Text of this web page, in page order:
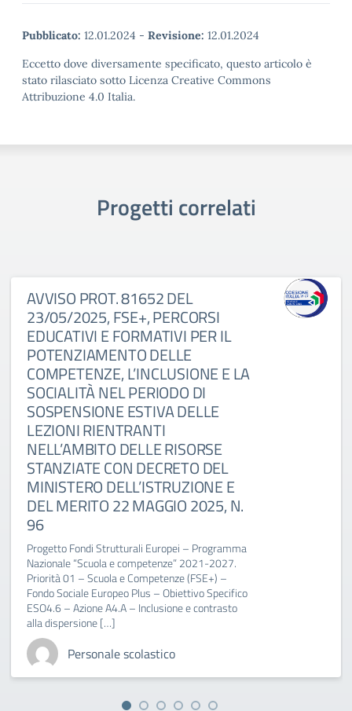
Pubblicato: 12.01.2024 - Revisione: 12.01.2024
Eccetto dove diversamente specificato, questo articolo è
stato rilasciato sotto Licenza Creative Commons
Attribuzione 4.0 Italia.
Progetti correlati
AVVISO PROT. 81652 DEL
23/05/2025, FSE+, PERCORSI
EDUCATIVI E FORMATIVI PER IL
POTENZIAMENTO DELLE
COMPETENZE, L’INCLUSIONE E LA
SOCIALITÀ NEL PERIODO DI
SOSPENSIONE ESTIVA DELLE
LEZIONI RIENTRANTI
NELL’AMBITO DELLE RISORSE
STANZIATE CON DECRETO DEL
MINISTERO DELL’ISTRUZIONE E
DEL MERITO 22 MAGGIO 2025, N.
96
Progetto Fondi Strutturali Europei – Programma
Nazionale “Scuola e competenze” 2021-2027.
Priorità 01 – Scuola e Competenze (FSE+) –
Fondo Sociale Europeo Plus – Obiettivo Specifico
ESO4.6 – Azione A4.A – Inclusione e contrasto
alla dispersione […]
Personale scolastico